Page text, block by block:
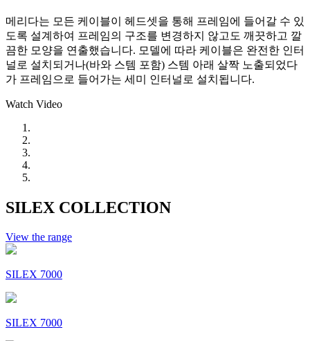
메리다는 모든 케이블이 헤드셋을 통해 프레임에 들어갈 수 있
도록 설계하여 프레임의 구조를 변경하지 않고도 깨끗하고 깔
끔한 모양을 연출했습니다. 모델에 따라 케이블은 완전한 인터
널로 설치되거나(바와 스템 포함) 스템 아래 살짝 노출되었다
가 프레임으로 들어가는 세미 인터널로 설치됩니다.
Watch Video
SILEX COLLECTION
View the range
SILEX 7000
SILEX 7000